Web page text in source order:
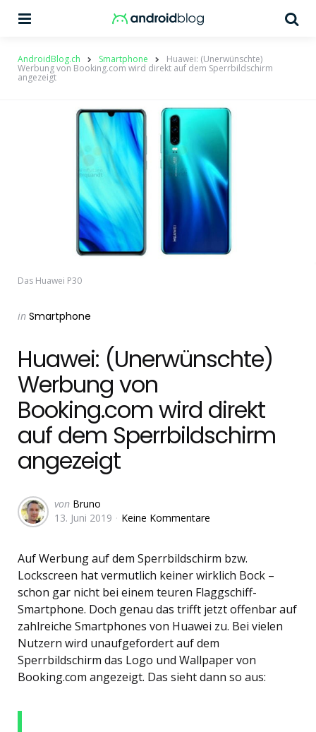
AndroidBlog.ch Smartphone Huawei: (Unerwünschte)
Werbung von Booking.com wird direkt auf dem Sperrbildschirm
angezeigt
Das Huawei P30
Categories
Posted
in Smartphone
Huawei: (Unerwünschte)
Werbung von
Booking.com wird direkt
auf dem Sperrbildschirm
angezeigt
Geschrieben
von
von Bruno
13. Juni 2019
Keine Kommentare
Auf Werbung auf dem Sperrbildschirm bzw.
Lockscreen hat vermutlich keiner wirklich Bock –
schon gar nicht bei einem teuren Flaggschiff-
Smartphone. Doch genau das trifft jetzt offenbar auf
zahlreiche Smartphones von Huawei zu. Bei vielen
Nutzern wird unaufgefordert auf dem
Sperrbildschirm das Logo und Wallpaper von
Booking.com angezeigt. Das sieht dann so aus: